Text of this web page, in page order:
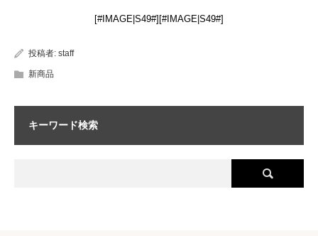
[#IMAGE|S49#][#IMAGE|S49#]
投稿者: staff
新商品
キーワード検索